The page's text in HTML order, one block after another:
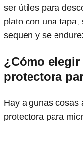
ser útiles para
plato con una tapa,
sequen y se
¿Cómo
protectora
Hay algunas cosas
protectora para